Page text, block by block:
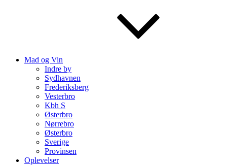
Mad og Vin
Indre by
Sydhavnen
Frederiksberg
Vesterbro
Kbh S
Østerbro
Nørrebro
Østerbro
Sverige
Provinsen
Oplevelser